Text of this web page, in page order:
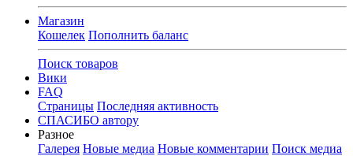
Магазин
Кошелек Пополнить баланс
Поиск товаров
Вики
FAQ
Страницы Последняя активность
СПАСИБО автору
Разное
Галерея Новые медиа Новые комментарии Поиск медиа